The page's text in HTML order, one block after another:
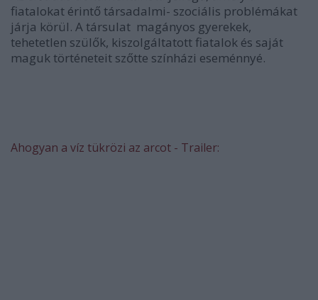
fiatalokat érintő társadalmi- szociális problémákat
járja körül. A társulat magányos gyerekek,
tehetetlen szülők, kiszolgáltatott fiatalok és saját
maguk történeteit szőtte színházi eseménnyé.
Ahogyan a víz tükrözi az arcot - Trailer: